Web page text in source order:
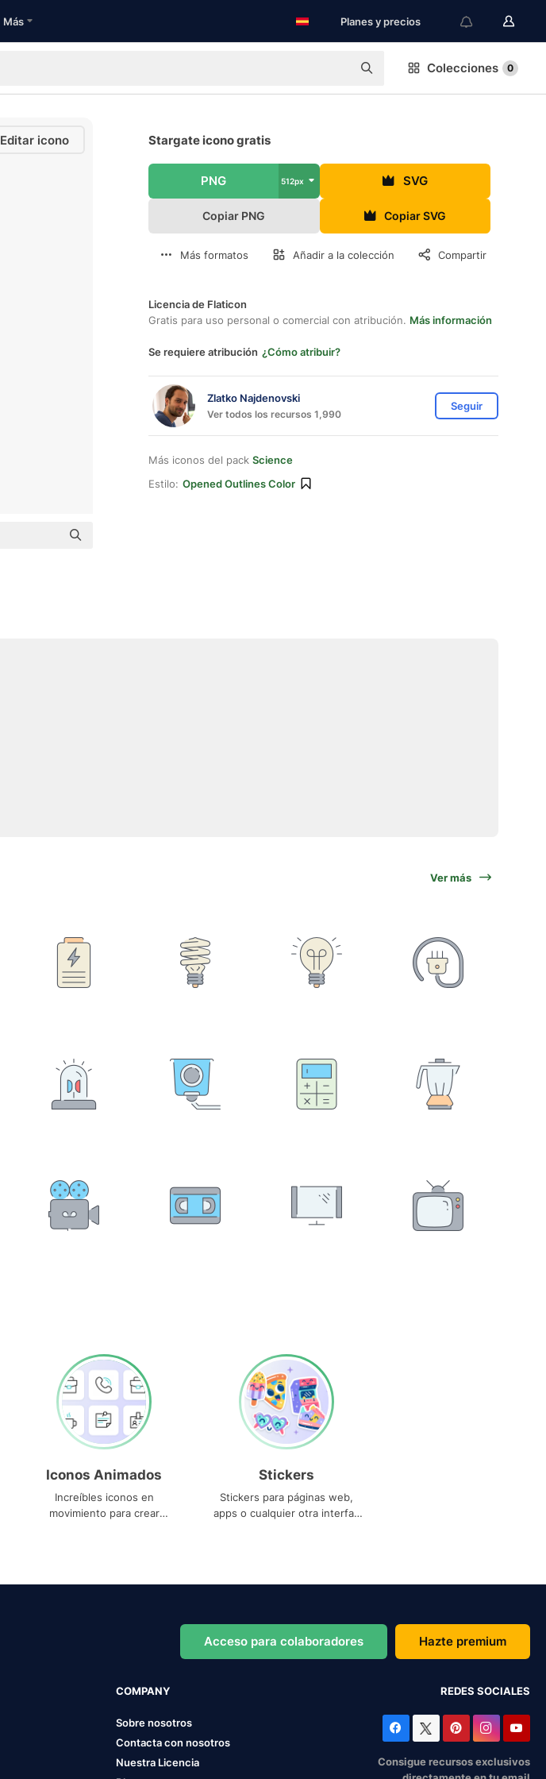
Más Planes y precios
Colecciones 0
Editar icono Stargate icono gratis
PNG 512px SVG
Copiar PNG Copiar SVG
Más formatos Añadir a la colección Compartir
Licencia de Flaticon
Gratis para uso personal o comercial con atribución. Más información
Se requiere atribución ¿Cómo atribuir?
Zlatko Najdenovski
Ver todos los recursos 1,990
Seguir
Más iconos del pack Science
Estilo: Opened Outlines Color
Ver más
Iconos Animados
Increíbles iconos en
movimiento para crear
Stickers
Stickers para páginas web,
apps o cualquier otra interfaz
Acceso para colaboradores Hazte premium
COMPANY
Sobre nosotros
Contacta con nosotros
Nuestra Licencia
REDES SOCIALES
Consigue recursos exclusivos